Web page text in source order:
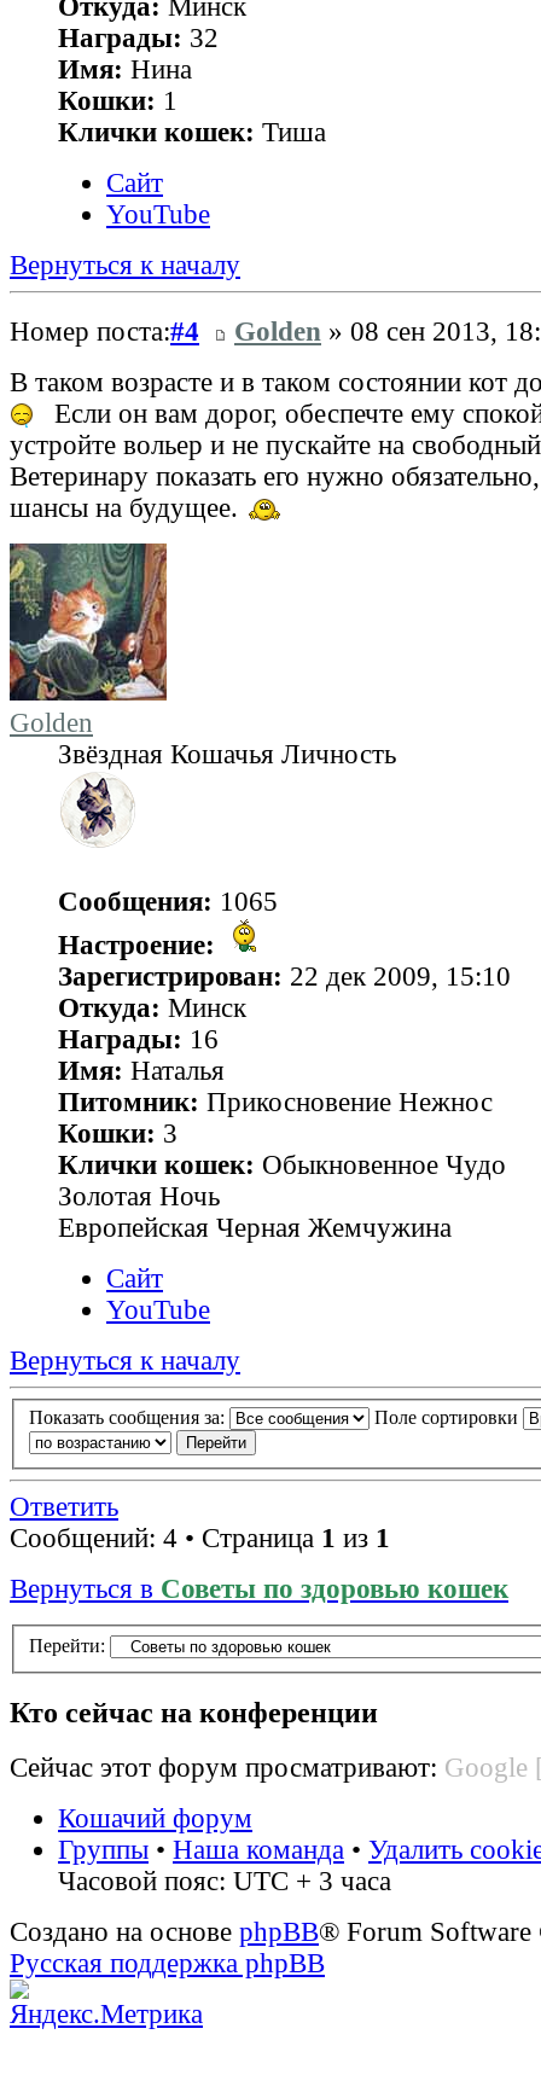
Откуда: Минск
Награды: 32
Имя: Нина
Кошки: 1
Клички кошек: Тиша
Сайт
YouTube
Вернуться к началу
Номер поста:#4 Golden » 08 сен 2013,
В таком возрасте и в таком состоянии кот
Если он вам дорог, обеспечте ему
устройте вольер и не пускайте на
Ветеринару показать его нужно
шансы на будущее.
Golden
Звёздная Кошачья Личность
Сообщения: 1065
Настроение:
Зарегистрирован: 22 дек 2009, 15:10
Откуда: Минск
Награды: 16
Имя: Наталья
Питомник: Прикосновение Нежнос
Кошки: 3
Клички кошек: Обыкновенное Чудо
Золотая Ночь
Европейская Черная Жемчужина
Сайт
YouTube
Вернуться к началу
Показать сообщения за: Поле сортировки
Ответить
Сообщений: 4 • Страница 1 из 1
Вернуться в Советы по здоровью кошек
Перейти:
Кто сейчас на конференции
Сейчас этот форум просматривают: Google
Кошачий форум
Группы • Наша команда • Удалить
Часовой пояс: UTC + 3 часа
Создано на основе phpBB® Forum
Русская поддержка phpBB